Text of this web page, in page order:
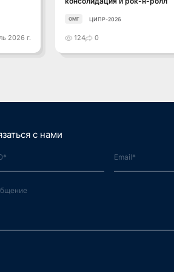
2026 г.
ОМГ ЦИПР-2026
124 0
с нами